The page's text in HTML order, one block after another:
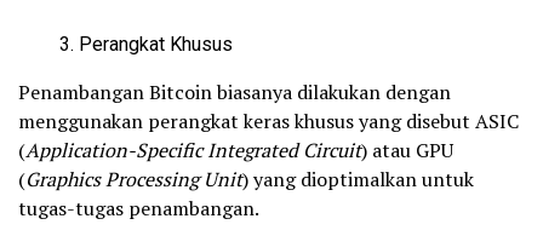
Perangkat Khusus
Penambangan Bitcoin biasanya dilakukan dengan
menggunakan perangkat keras khusus yang disebut ASIC
(Application-Specific Integrated Circuit) atau GPU
(Graphics Processing Unit) yang dioptimalkan untuk
tugas-tugas penambangan.